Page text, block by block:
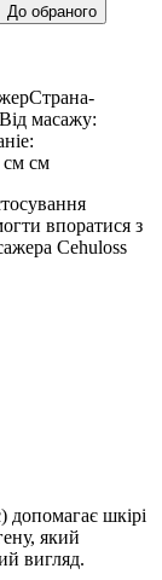
До обраного
масажу:
см см
впоратися з
Cehuloss
допомагає шкірі
який
вигляд.